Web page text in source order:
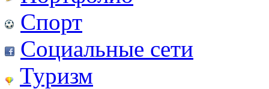
Спорт
Социальные сети
Туризм